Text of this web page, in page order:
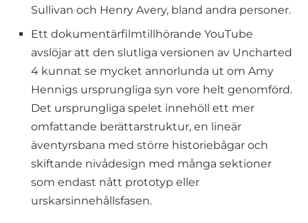
Sullivan och Henry Avery, bland andra personer.
Ett dokumentärfilmtillhörande YouTube
avslöjar att den slutliga versionen av Uncharted
4 kunnat se mycket annorlunda ut om Amy
Hennigs ursprungliga syn vore helt genomförd.
Det ursprungliga spelet innehöll ett mer
omfattande berättarstruktur, en lineär
äventyrsbana med större historiebågar och
skiftande nivådesign med många sektioner
som endast nått prototyp eller
urskarsinnehållsfasen.